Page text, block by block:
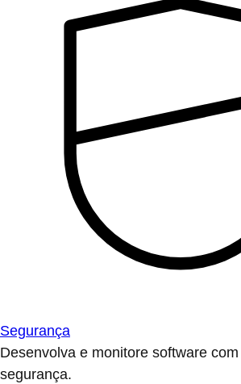
Segurança
Desenvolva e monitore software
segurança.